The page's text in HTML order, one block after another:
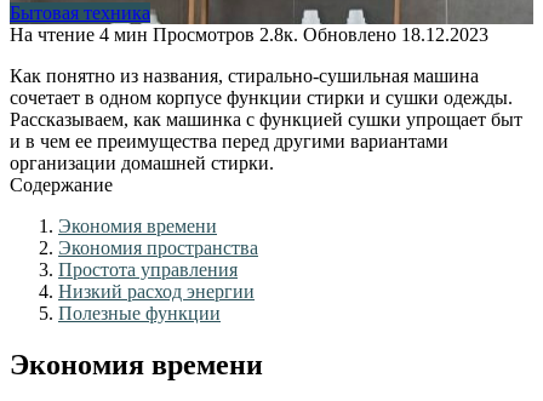
Бытовая техника
На чтение 4 мин Просмотров 2.8к. Обновлено 18.12.2023
Как понятно из названия, стирально-сушильная машина
сочетает в одном корпусе функции стирки и сушки одежды.
Рассказываем, как машинка с функцией сушки упрощает быт
и в чем ее преимущества перед другими вариантами
организации домашней стирки.
Содержание
Экономия времени
Экономия пространства
Простота управления
Низкий расход энергии
Полезные функции
Экономия времени